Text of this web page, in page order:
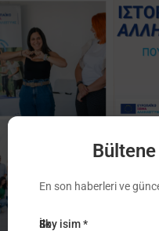
En son haberleri ve
E-
İlk
Soy isim *